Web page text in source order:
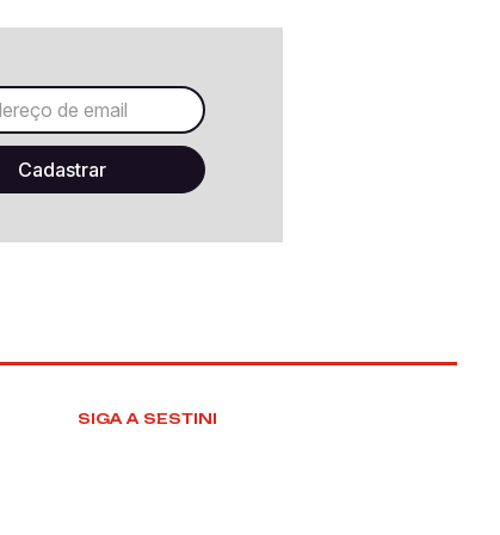
SIGA A SESTINI